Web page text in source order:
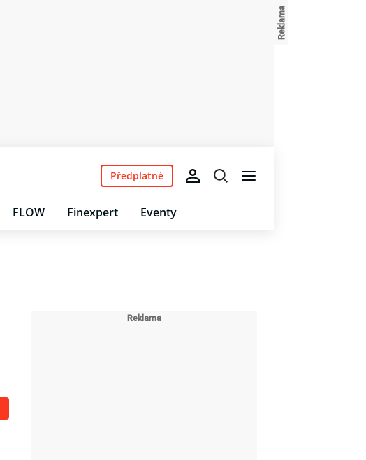
FLOW Finexpert Eventy
Předplatné